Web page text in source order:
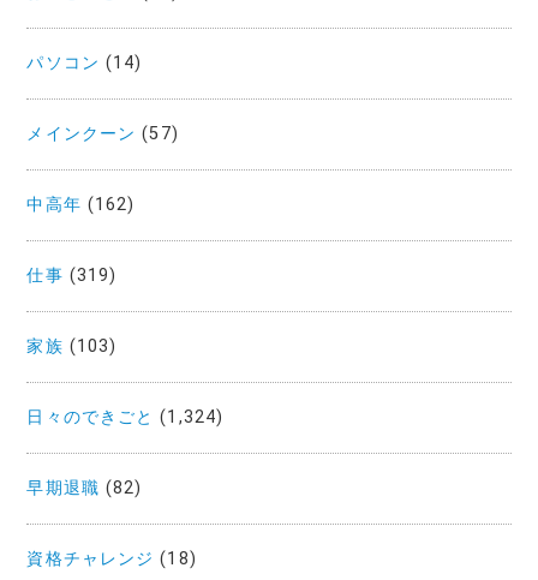
パソコン (14)
メインクーン (57)
中高年 (162)
仕事 (319)
家族 (103)
日々のできごと (1,324)
早期退職 (82)
資格チャレンジ (18)